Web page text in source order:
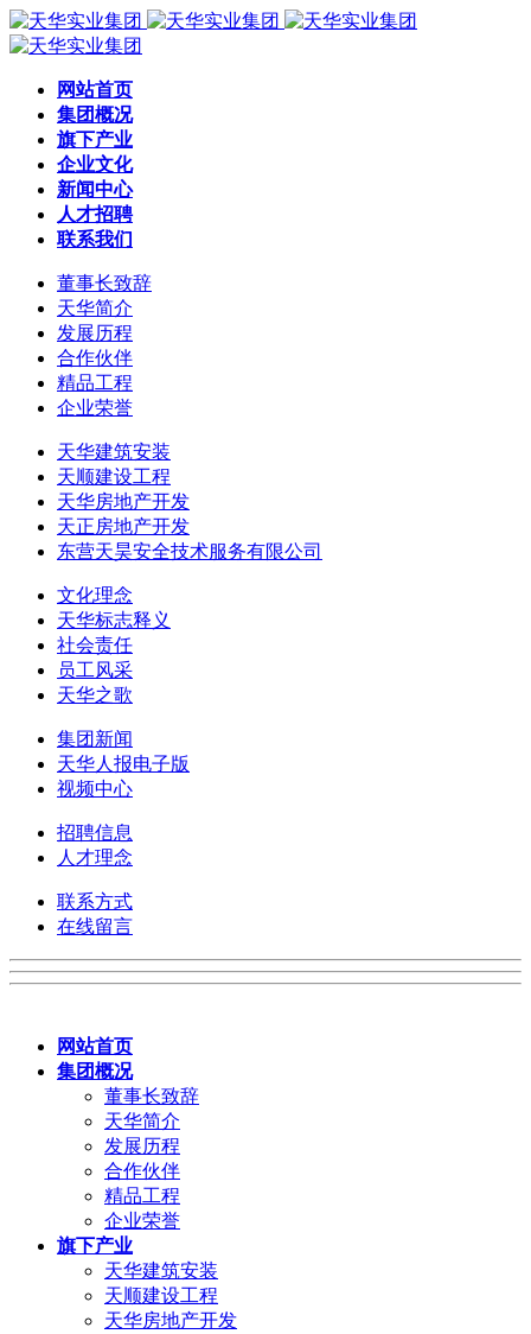
网站首页
集团概况
旗下产业
企业文化
新闻中心
人才招聘
联系我们
董事长致辞
天华简介
发展历程
合作伙伴
精品工程
企业荣誉
天华建筑安装
天顺建设工程
天华房地产开发
天正房地产开发
东营天昊安全技术服务有限公司
文化理念
天华标志释义
社会责任
员工风采
天华之歌
集团新闻
天华人报电子版
视频中心
招聘信息
人才理念
联系方式
在线留言
网站首页
集团概况
董事长致辞
天华简介
发展历程
合作伙伴
精品工程
企业荣誉
旗下产业
天华建筑安装
天顺建设工程
天华房地产开发